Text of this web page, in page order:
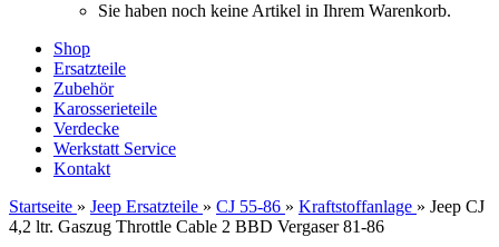
Sie haben noch keine Artikel in Ihrem Warenkorb.
Shop
Ersatzteile
Zubehör
Karosserieteile
Verdecke
Werkstatt Service
Kontakt
Startseite » Jeep Ersatzteile » CJ 55-86 » Kraftstoffanlage » Jeep CJ
4,2 ltr. Gaszug Throttle Cable 2 BBD Vergaser 81-86